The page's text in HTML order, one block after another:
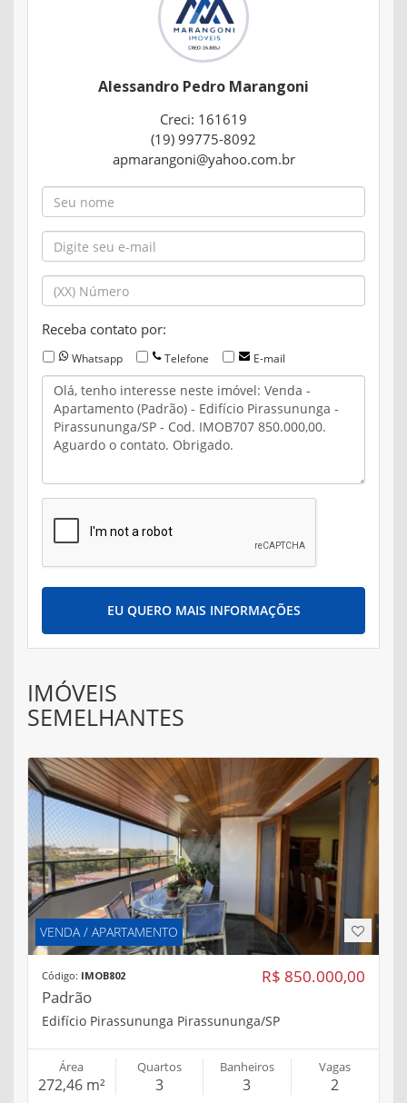
Alessandro Pedro Marangoni
Creci: 161619
(19) 99775-8092
apmarangoni@yahoo.com.br
Receba contato por:
Whatsapp Telefone E-mail
EU QUERO MAIS INFORMAÇÕES
IMÓVEIS
SEMELHANTES
VENDA / APARTAMENTO
R$ 850.000,00
Código: IMOB802
Padrão
Edifício Pirassununga Pirassununga/SP
Área
272,46 m²
Quartos
3
Banheiros
3
Vagas
2